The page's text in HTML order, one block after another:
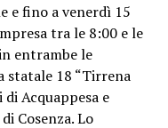
e fino a venerdì 15
tra le 8:00 e le
entrambe le
statale 18 “Tirrena
Acquappesa e
Cosenza. Lo